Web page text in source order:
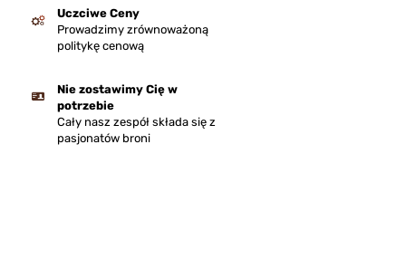
Uczciwe Ceny
Prowadzimy zrównoważoną
politykę cenową
Nie zostawimy Cię w
potrzebie
Cały nasz zespół składa się z
pasjonatów broni